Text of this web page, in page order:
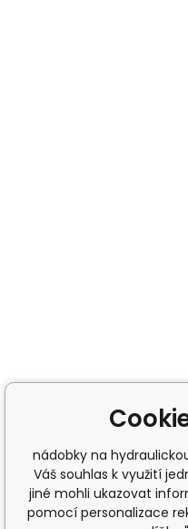
nádobky na
Váš souhlas k využití
jiné mohli ukazovat
pomocí personalizace